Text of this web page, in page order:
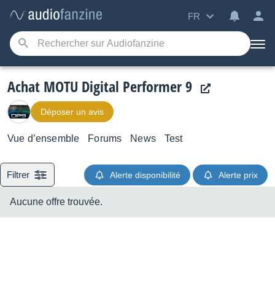
FR
Achat MOTU Digital Performer 9
Déposer un avis
Vue d’ensemble Forums News Test
Filtrer Alerte disponibilité Alerte prix
Aucune offre trouvée.